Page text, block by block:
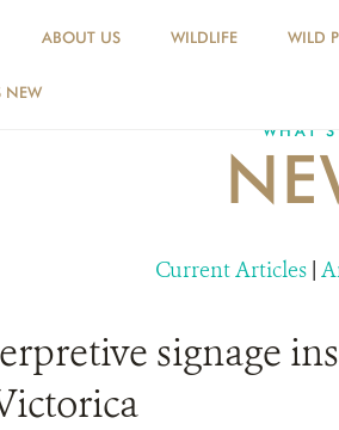
ABOUT US WILDLIFE WILD
NEW
Current Articles |
signage